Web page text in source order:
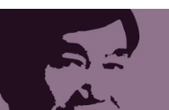
าจ” ผู้ใดจะละเมิดมิได้เผยผู้มีอายุต่
ระบวนการฟื้นฟูเกือบหมดแล้ว แนะ
ระราชทานอภัยโทษเป็นรายบุคคลไ